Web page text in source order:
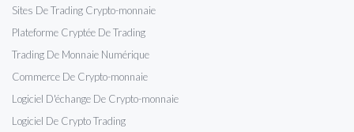
Sites De Trading Crypto-monnaie
Plateforme Cryptée De Trading
Trading De Monnaie Numérique
Commerce De Crypto-monnaie
Logiciel D'échange De Crypto-monnaie
Logiciel De Crypto Trading